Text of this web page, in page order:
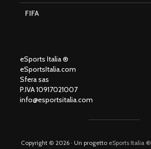
FIFA
eSports Italia ®
eSportsItalia.com
Sfera sas
P.IVA 10917021007
info@esportsitalia.com
Copyright © 2026 · Un progetto eSports Italia ®